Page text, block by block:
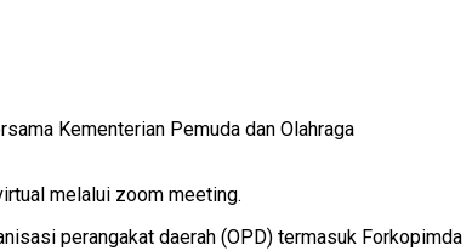
Kementerian Pemuda dan Olahraga
melalui zoom meeting.
perangakat daerah (OPD) termasuk Forkopimda